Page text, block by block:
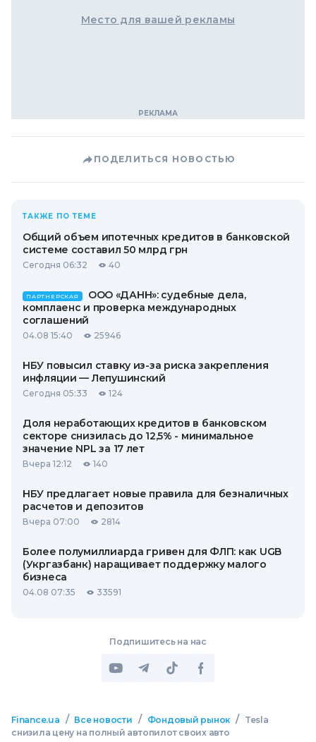
Место для вашей рекламы
ПОДЕЛИТЬСЯ НОВОСТЬЮ
ТАКЖЕ ПО ТЕМЕ
Общий объем ипотечных кредитов в банковской
системе составил 50 млрд грн
Сегодня 06:32 40
ПАРТНЕРСКАЯ
ООО «ДАНН»: судебные дела,
комплаенс и проверка международных
соглашений
04.08 15:40 25946
НБУ повысил ставку из-за риска закрепления
инфляции — Лепушинский
Сегодня 05:33 124
Доля неработающих кредитов в банковском
секторе снизилась до 12,5% - минимальное
значение NPL за 17 лет
Вчера 12:12 140
НБУ предлагает новые правила для безналичных
расчетов и депозитов
Вчера 07:00 2814
Более полумиллиарда гривен для ФЛП: как UGB
(Укргазбанк) наращивает поддержку малого
бизнеса
04.08 07:35 33591
Подпишитесь на нас
Finance.ua / Все новости / Фондовый рынок /
Tesla
снизила цену на полный автопилот своих авто